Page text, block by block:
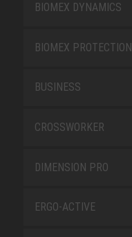
BIOMEX DYNAMICS
BIOMEX PROTECTION
BUSINESS
CROSSWORKER
DIMENSION PRO
ERGO-ACTIVE